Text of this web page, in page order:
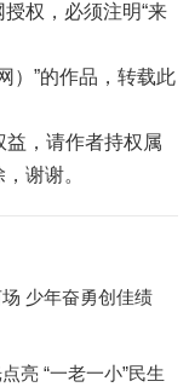
权，必须注明“来
）”的作品，转载此
，请作者持权属
谢谢。
少年奋勇创佳绩
亮 “一老一小”民生